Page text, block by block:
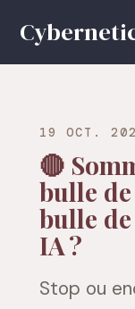
19 OCT.
🔴
bulle
bulle
IA ?
Stop ou